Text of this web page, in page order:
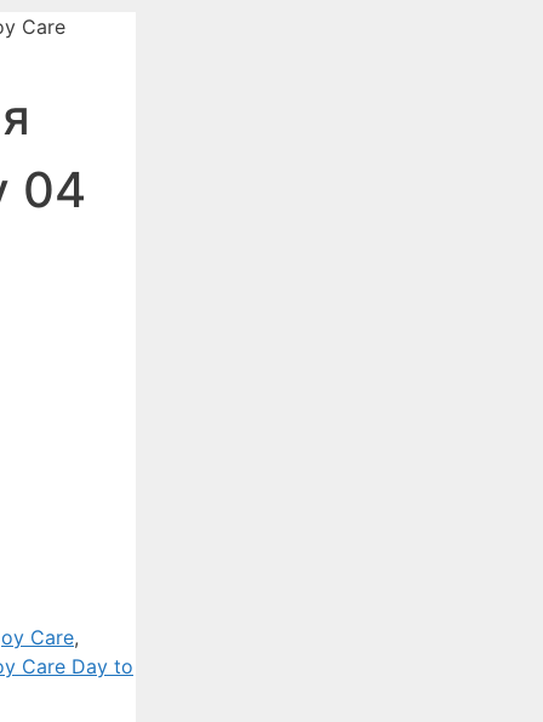
Care
04
Care,
Care Day to